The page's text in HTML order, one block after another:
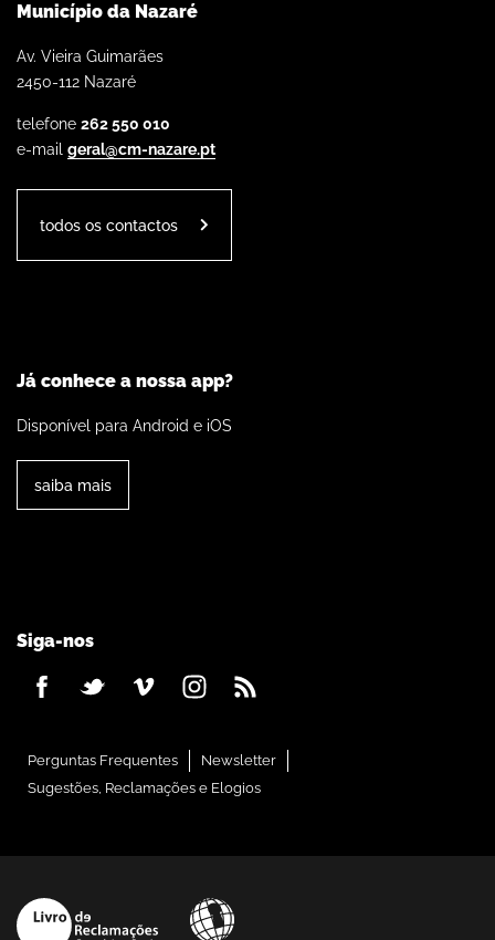
Município da Nazaré
Av. Vieira Guimarães
2450-112 Nazaré
telefone 262 550 010
e-mail geral@cm-nazare.pt
todos os contactos
Já conhece a nossa app?
Disponível para Android e iOS
saiba mais
Siga-nos
Perguntas Frequentes
Newsletter
Sugestões, Reclamações e Elogios